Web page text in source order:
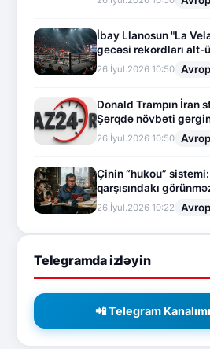
İbay Llanosun "La
gecəsi rekordları alt-
26.İyul.2026 10:50
Donald Trampın İran
Şərqdə növbəti
26.İyul.2026 10:50
Çinin “hukou”
qarşısındakı
26.İyul.2026 10:22
Telegramda izləyin
📲 Telegram